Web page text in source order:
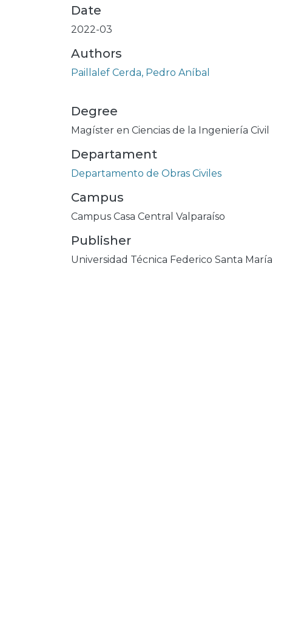
Date
2022-03
Authors
Paillalef Cerda, Pedro Aníbal
Degree
Magíster en Ciencias de la Ingeniería Civil
Departament
Departamento de Obras Civiles
Campus
Campus Casa Central Valparaíso
Publisher
Universidad Técnica Federico Santa María